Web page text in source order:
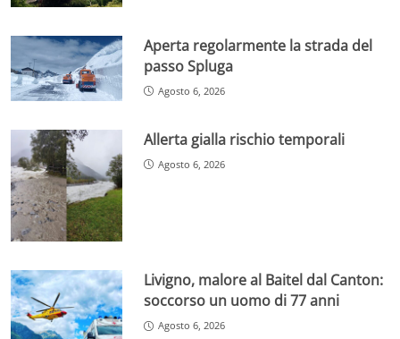
Aperta regolarmente la strada del
passo Spluga
Agosto 6, 2026
Allerta gialla rischio temporali
Agosto 6, 2026
Livigno, malore al Baitel dal Canton:
soccorso un uomo di 77 anni
Agosto 6, 2026